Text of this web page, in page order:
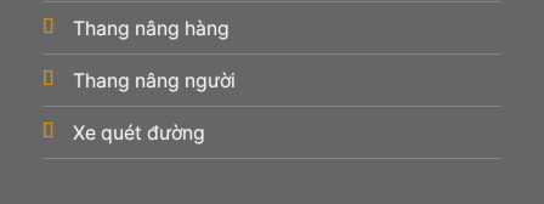
Thang nâng hàng
Thang nâng người
Xe quét đường